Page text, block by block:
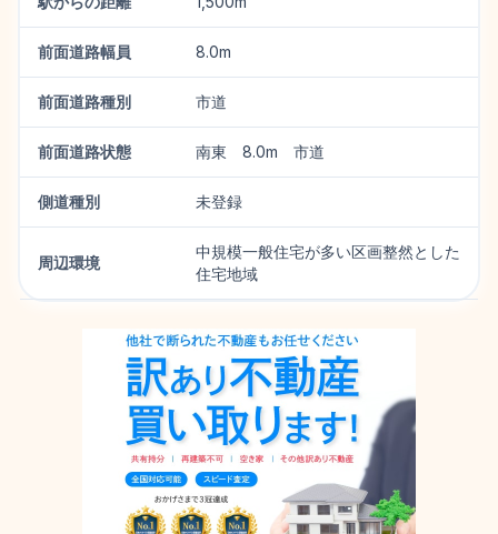
前面道路幅員 8.0m
前面道路種別 市道
前面道路状態 南東 8.0m 市道
側道種別 未登録
周辺環境
中規模一般住宅が多い区画整然とした
住宅地域